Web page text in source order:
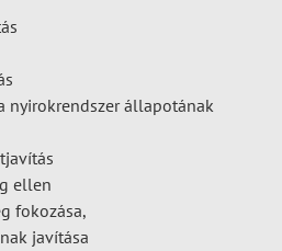
nyirokrendszer állapotának
ellen
fokozása,
javítása